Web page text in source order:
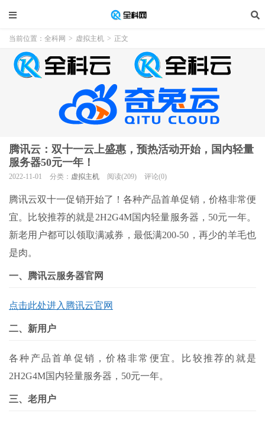
当前位置： 全科网 > 虚拟主机 > 正文
腾讯云：双十一云上盛惠，预热活动开始，国内轻量
服务器50元一年！
2022-11-01 分类： 虚拟主机 阅读(209) 评论(0)
腾讯云双十一促销开始了！各种产品首单促销，价格非常便
宜。比较推荐的就是2H2G4M国内轻量服务器，50元一年。
新老用户都可以领取满减券，最低满200-50，再少的羊毛也
是肉。
一、腾讯云服务器官网
点击此处进入腾讯云官网
二、新用户
各种产品首单促销，价格非常便宜。比较推荐的就是
2H2G4M国内轻量服务器，50元一年。
三、老用户